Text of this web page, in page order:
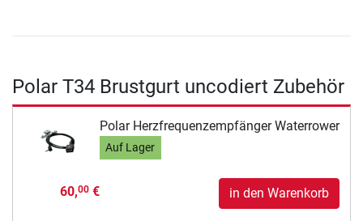
Polar T34 Brustgurt uncodiert Zubehör
Polar Herzfrequenzempfänger Waterrower
Auf Lager
60,00€ in den Warenkorb